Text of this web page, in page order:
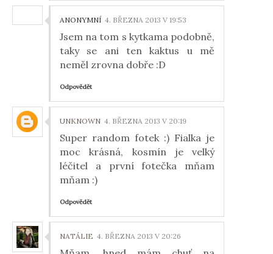
ANONYMNÍ 4. BŘEZNA 2013 V 19:53
Jsem na tom s kytkama podobně,
taky se ani ten kaktus u mě
neměl zrovna dobře :D
Odpovědět
UNKNOWN 4. BŘEZNA 2013 V 20:19
Super random fotek :) Fialka je
moc krásná, kosmín je velký
léčitel a první fotečka mňam
mňam :)
Odpovědět
NATÁLIE 4. BŘEZNA 2013 V 20:26